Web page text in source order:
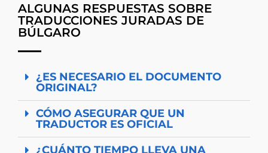
ALGUNAS RESPUESTAS SOBRE
TRADUCCIONES JURADAS DE
BÚLGARO
¿ES NECESARIO EL DOCUMENTO
ORIGINAL?
CÓMO ASEGURAR QUE UN
TRADUCTOR ES OFICIAL
¿CUÁNTO TIEMPO LLEVA UNA